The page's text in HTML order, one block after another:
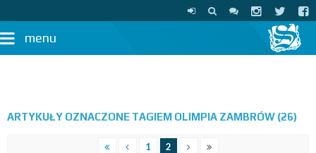
menu
ARTYKUŁY OZNACZONE TAGIEM OLIMPIA ZAMBRÓW (26)
1 2